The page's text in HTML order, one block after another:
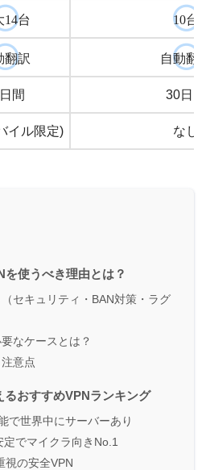
14台 10台
翻訳 自動翻
間 30日間
イル限定) なし
使うべき理由とは？
セキュリティ・BAN対策・ラグ
なケースとは？
意点
るおすすめVPNランキング
で世界中にサーバーあり
でマイクラ向きNo.1
視の安全VPN